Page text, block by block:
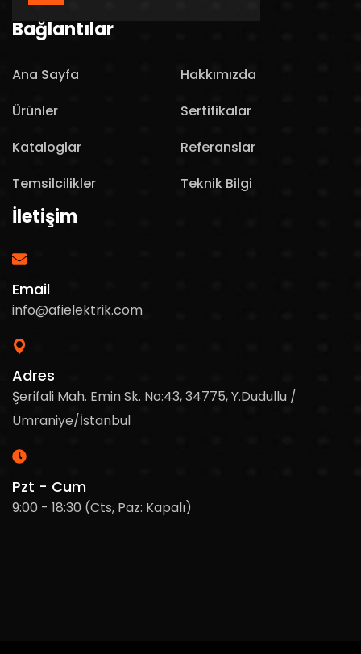
Bağlantılar
Ana Sayfa
Hakkımızda
Ürünler
Sertifikalar
Kataloglar
Referanslar
Temsilcilikler
Teknik Bilgi
İletişim
Email
info@afielektrik.com
Adres
Şerifali Mah. Emin Sk. No:43, 34775, Y.Dudullu /
Ümraniye/İstanbul
Pzt - Cum
9:00 - 18:30 (Cts, Paz: Kapalı)